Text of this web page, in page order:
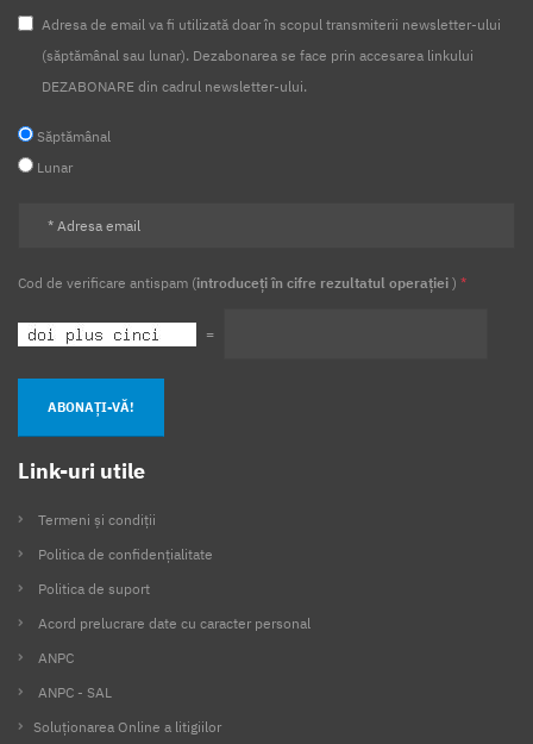
Adresa de email va fi utilizată doar în scopul transmiterii newsletter-ului
(săptămânal sau lunar). Dezabonarea se face prin accesarea linkului
DEZABONARE din cadrul newsletter-ului.
Săptămânal
Lunar
Cod de verificare antispam (introduceți în cifre rezultatul operației ) *
=
ABONAȚI-VĂ!
Link-uri utile
Termeni și condiții
Politica de confidențialitate
Politica de suport
Acord prelucrare date cu caracter personal
ANPC
ANPC - SAL
Soluționarea Online a litigiilor